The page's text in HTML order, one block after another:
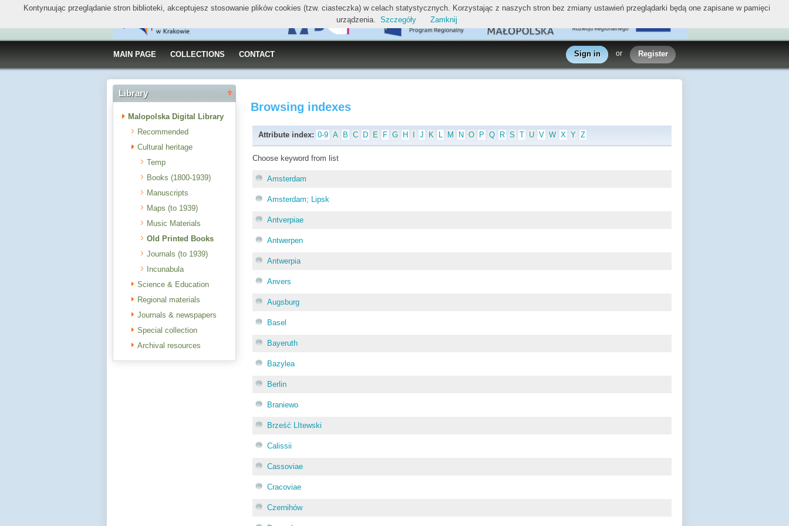
MAIN PAGE COLLECTIONS CONTACT Sign in or Register
Library
Malopolska Digital Library
Recommended
Cultural heritage
Temp
Books (1800-1939)
Manuscripts
Maps (to 1939)
Music Materials
Old Printed Books
Journals (to 1939)
Incunabula
Science & Education
Regional materials
Journals & newspapers
Special collection
Archival resources
Browsing indexes
Attribute index: 0-9 A B C D E F G H J K L M N O P Q R S T U V W X Y Z
Choose keyword from list
Amsterdam
Amsterdam; Lipsk
Antverpiae
Antwerpen
Antwerpia
Anvers
Augsburg
Basel
Bayeruth
Bazylea
Berlin
Braniewo
Brześć LItewski
Calissii
Cassoviae
Cracoviae
Czernihów
Kontynuując przeglądanie stron biblioteki, akceptujesz stosowanie plików cookies (tzw. ciasteczka) w celach statystycznych. Korzystając z naszych stron bez zmiany ustawień przeglądarki będą one zapisane w pamięci
urządzenia. Szczegóły Zamknij